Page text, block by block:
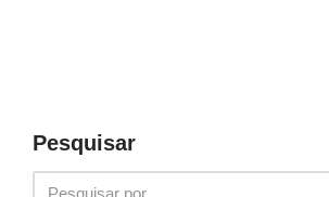
Pesquisar